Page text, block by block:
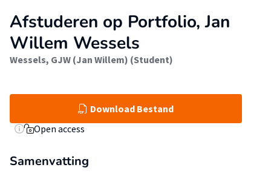
Afstuderen op Portfolio, Jan
Willem Wessels
Wessels, GJW (Jan Willem) (Student)
Download Bestand
Open access
Samenvatting